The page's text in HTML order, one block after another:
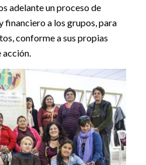
adelante un proceso de
a los grupos, para
conforme a sus propias
acción.